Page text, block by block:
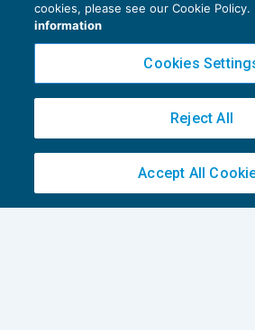
giorni dall’estratto
diAngelo Ginex
cookies, please see our Cookie Policy.
information
Cookies
Reject All
Accept All